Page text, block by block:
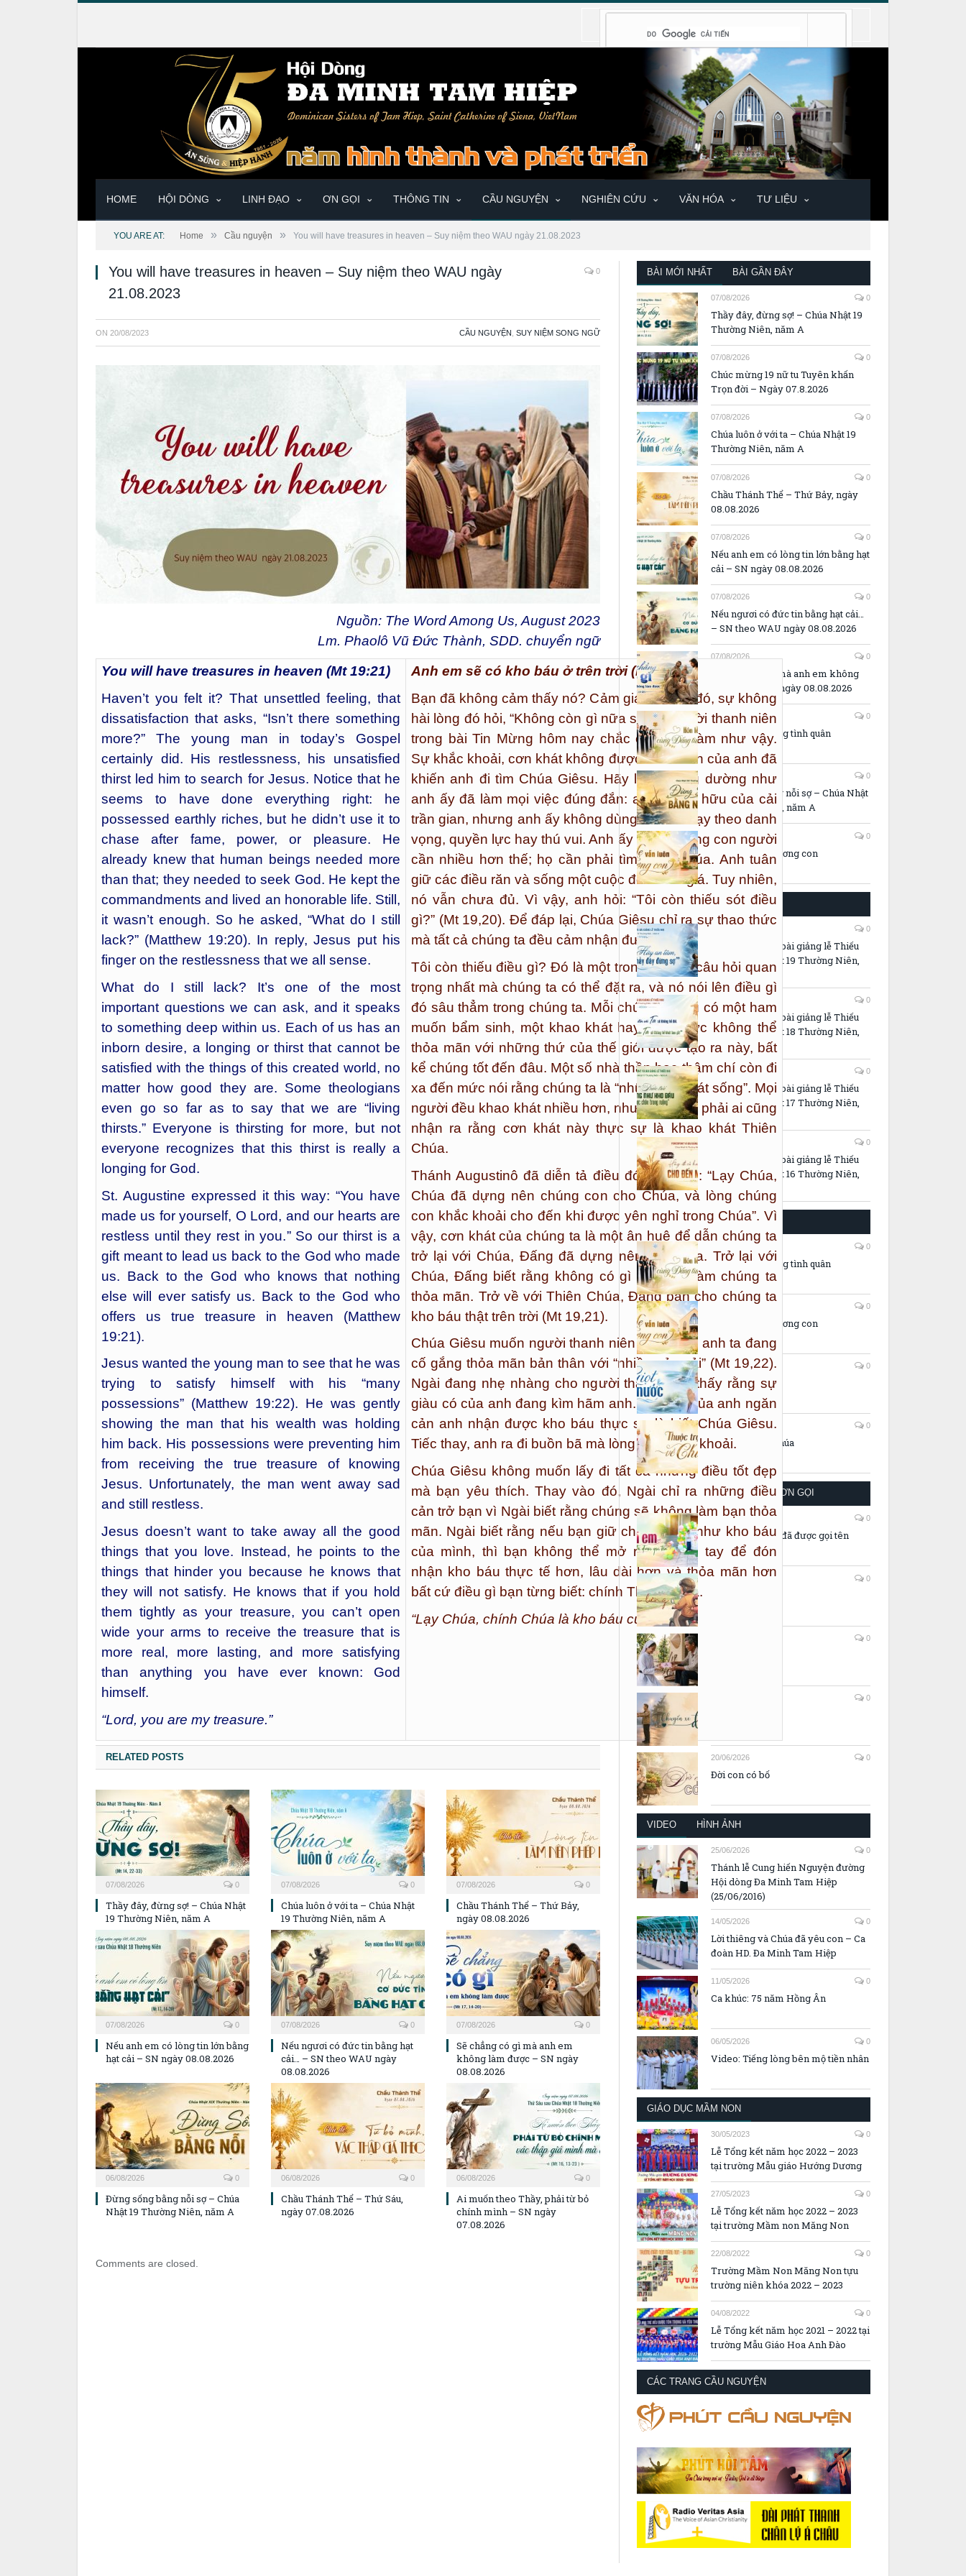
HOME HỘI DÒNG LINH ĐẠO ƠN GỌI THÔNG TIN CẦU NGUYỆN NGHIÊN CỨU VĂN HÓA TƯ LIỆU
YOU ARE AT: Home » Cầu nguyện » You will have treasures in heaven – Suy niệm theo WAU ngày 21.08.2023
You will have treasures in heaven – Suy niệm theo WAU ngày
21.08.2023
0
ON 20/08/2023 CẦU NGUYỆN SUY NIỆM SONG NGỮ
Nguồn: The Word Among Us, August 2023
Lm. Phaolô Vũ Đức Thành, SDD. chuyển ngữ
You will have treasures in heaven (Mt 19:21)
Haven’t you felt it? That unsettled feeling, that
dissatisfaction that asks, “Isn’t there something
more?” The young man in today’s Gospel
certainly did. His restlessness, his unsatisfied
thirst led him to search for Jesus. Notice that he
seems to have done everything right: he
possessed earthly riches, but he didn’t use it to
chase after fame, power, or pleasure. He
already knew that human beings needed more
than that; they needed to seek God. He kept the
commandments and lived an honorable life. Still,
it wasn’t enough. So he asked, “What do I still
lack?” (Matthew 19:20). In reply, Jesus put his
finger on the restlessness that we all sense.
What do I still lack? It’s one of the most
important questions we can ask, and it speaks
to something deep within us. Each of us has an
inborn desire, a longing or thirst that cannot be
satisfied with the things of this created world, no
matter how good they are. Some theologians
even go so far as to say that we are “living
thirsts.” Everyone is thirsting for more, but not
everyone recognizes that this thirst is really a
longing for God.
St. Augustine expressed it this way: “You have
made us for yourself, O Lord, and our hearts are
restless until they rest in you.” So our thirst is a
gift meant to lead us back to the God who made
us. Back to the God who knows that nothing
else will ever satisfy us. Back to the God who
offers us true treasure in heaven (Matthew
19:21).
Jesus wanted the young man to see that he was
trying to satisfy himself with his “many
possessions” (Matthew 19:22). He was gently
showing the man that his wealth was holding
him back. His possessions were preventing him
from receiving the true treasure of knowing
Jesus. Unfortunately, the man went away sad
and still restless.
Jesus doesn’t want to take away all the good
things that you love. Instead, he points to the
things that hinder you because he knows that
they will not satisfy. He knows that if you hold
them tightly as your treasure, you can’t open
wide your arms to receive the treasure that is
more real, more lasting, and more satisfying
than anything you have ever known: God
himself.
“Lord, you are my treasure.”
Anh em sẽ có kho báu ở trên trời (Mt 19,21)
Bạn đã không cảm thấy nó? Cảm giác bất an đó, sự không
hài lòng đó hỏi, “Không còn gì nữa sao?” Người thanh niên
trong bài Tin Mừng hôm nay chắc chắn đã làm như vậy.
Sự khắc khoải, cơn khát không được thỏa mãn của anh đã
khiến anh đi tìm Chúa Giêsu. Hãy lưu ý rằng dường như
anh ấy đã làm mọi việc đúng đắn: anh ấy sở hữu của cải
trần gian, nhưng anh ấy không dùng nó để chạy theo danh
vọng, quyền lực hay thú vui. Anh ấy đã biết rằng con người
cần nhiều hơn thế; họ cần phải tìm kiếm Chúa. Anh tuân
giữ các điều răn và sống một cuộc đời danh giá. Tuy nhiên,
nó vẫn chưa đủ. Vì vậy, anh hỏi: “Tôi còn thiếu sót điều
gì?” (Mt 19,20). Để đáp lại, Chúa Giêsu chỉ ra sự thao thức
mà tất cả chúng ta đều cảm nhận được.
Tôi còn thiếu điều gì? Đó là một trong những câu hỏi quan
trọng nhất mà chúng ta có thể đặt ra, và nó nói lên điều gì
đó sâu thẳm trong chúng ta. Mỗi chúng ta đều có một ham
muốn bẩm sinh, một khao khát hay thao thức không thể
thỏa mãn với những thứ của thế giới được tạo ra này, bất
kể chúng tốt đến đâu. Một số nhà thần học thậm chí còn đi
xa đến mức nói rằng chúng ta là “những kẻ khát sống”. Mọi
người đều khao khát nhiều hơn, nhưng không phải ai cũng
nhận ra rằng cơn khát này thực sự là khao khát Thiên
Chúa.
Thánh Augustinô đã diễn tả điều đó như sau: “Lạy Chúa,
Chúa đã dựng nên chúng con cho Chúa, và lòng chúng
con khắc khoải cho đến khi được yên nghỉ trong Chúa”. Vì
vậy, cơn khát của chúng ta là một ân huệ để dẫn chúng ta
trở lại với Chúa, Đấng đã dựng nên chúng ta. Trở lại với
Chúa, Đấng biết rằng không có gì khác sẽ làm chúng ta
thỏa mãn. Trở về với Thiên Chúa, Đấng ban cho chúng ta
kho báu thật trên trời (Mt 19,21).
Chúa Giêsu muốn người thanh niên thấy rằng anh ta đang
cố gắng thỏa mãn bản thân với “nhiều của cải” (Mt 19,22).
Ngài đang nhẹ nhàng cho người thanh niên thấy rằng sự
giàu có của anh đang kìm hãm anh. Tài sản của anh ngăn
cản anh nhận được kho báu thực sự là biết Chúa Giêsu.
Tiếc thay, anh ra đi buồn bã mà lòng vẫn khắc khoải.
Chúa Giêsu không muốn lấy đi tất cả những điều tốt đẹp
mà bạn yêu thích. Thay vào đó, Ngài chỉ ra những điều
cản trở bạn vì Ngài biết rằng chúng sẽ không làm bạn thỏa
mãn. Ngài biết rằng nếu bạn giữ chặt chúng như kho báu
của mình, thì bạn không thể mở rộng vòng tay để đón
nhận kho báu thực tế hơn, lâu dài hơn và thỏa mãn hơn
bất cứ điều gì bạn từng biết: chính Thiên Chúa.
“Lạy Chúa, chính Chúa là kho báu của con.”
RELATED POSTS
07/08/2026 0
Thầy đây, đừng sợ! – Chúa Nhật
19 Thường Niên, năm A
07/08/2026 0
Chúa luôn ở với ta – Chúa Nhật
19 Thường Niên, năm A
07/08/2026 0
Chầu Thánh Thể – Thứ Bảy,
ngày 08.08.2026
07/08/2026 0
Nếu anh em có lòng tin lớn bằng
hạt cải – SN ngày 08.08.2026
07/08/2026 0
Nếu ngươi có đức tin bằng hạt
cải… – SN theo WAU ngày
08.08.2026
07/08/2026 0
Sẽ chẳng có gì mà anh em
không làm được – SN ngày
08.08.2026
06/08/2026 0
Đừng sống bằng nỗi sợ – Chúa
Nhật 19 Thường Niên, năm A
06/08/2026 0
Chầu Thánh Thể – Thứ Sáu,
ngày 07.08.2026
06/08/2026 0
Ai muốn theo Thầy, phải từ bỏ
chính mình – SN ngày
07.08.2026
Comments are closed.
BÀI MỚI NHẤT BÀI GẦN ĐÂY
07/08/2026 0
Thầy đây, đừng sợ! – Chúa Nhật 19
Thường Niên, năm A
07/08/2026 0
Chúc mừng 19 nữ tu Tuyên khấn
Trọn đời – Ngày 07.8.2026
07/08/2026 0
Chúa luôn ở với ta – Chúa Nhật 19
Thường Niên, năm A
07/08/2026 0
Chầu Thánh Thể – Thứ Bảy, ngày
08.08.2026
07/08/2026 0
Nếu anh em có lòng tin lớn bằng hạt
cải – SN ngày 08.08.2026
07/08/2026 0
Nếu ngươi có đức tin bằng hạt cải…
– SN theo WAU ngày 08.08.2026
07/08/2026 0
Sẽ chẳng có gì mà anh em không
làm được – SN ngày 08.08.2026
06/08/2026 0
Hôn lễ cùng đấng tình quân
06/08/2026 0
Đừng sống bằng nỗi sợ – Chúa Nhật
19 Thường Niên, năm A
06/08/2026 0
Mẹ vẫn luôn thương con
MỤC VỤ GIÁO XỨ
0
PowerPoint và bài giảng lễ Thiếu
Nhi – Chúa Nhật 19 Thường Niên,
Năm A
0
PowerPoint và bài giảng lễ Thiếu
Nhi – Chúa Nhật 18 Thường Niên,
Năm A
23/07/2026 0
PowerPoint và bài giảng lễ Thiếu
Nhi – Chúa Nhật 17 Thường Niên,
Năm A
0
PowerPoint và bài giảng lễ Thiếu
Nhi – Chúa Nhật 16 Thường Niên,
Năm A
ĐỜI SỐNG THÁNH HIẾN
0
Hôn lễ cùng đấng tình quân
0
Mẹ vẫn luôn thương con
06/08/2026 0
Giọt nước
06/08/2026 0
Thuộc trọn về chúa
TÂM TÌNH HUYỀN NHIỆM ƠN GỌI
27/07/2026 0
Gởi em – người đã được gọi tên
21/06/2026 0
0
0
20/06/2026 0
Đời con có bố
VIDEO HÌNH ẢNH
25/06/2026 0
Thánh lễ Cung hiến Nguyện đường
Hội dòng Đa Minh Tam Hiệp
(25/06/2016)
14/05/2026 0
Lời thiêng và Chúa đã yêu con – Ca
đoàn HD. Đa Minh Tam Hiệp
11/05/2026 0
Ca khúc: 75 năm Hồng Ân
06/05/2026 0
Video: Tiếng lòng bên mộ tiền nhân
GIÁO DỤC MẦM NON
30/05/2023 0
Lễ Tổng kết năm học 2022 – 2023
tại trường Mẫu giáo Hướng Dương
27/05/2023 0
Lễ Tổng kết năm học 2022 – 2023
tại trường Mầm non Măng Non
22/08/2022 0
Trường Mầm Non Măng Non tựu
trường niên khóa 2022 – 2023
04/08/2022 0
Lễ Tổng kết năm học 2021 – 2022 tại
trường Mẫu Giáo Hoa Anh Đào
CÁC TRANG CẦU NGUYỆN